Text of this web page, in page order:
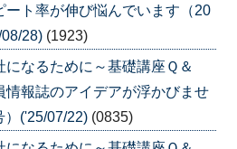
ト率が伸び悩んでいます（20
28) (1923)
になるために～基礎講座Ｑ＆
報誌のアイデアが浮かびませ
）('25/07/22) (0835)